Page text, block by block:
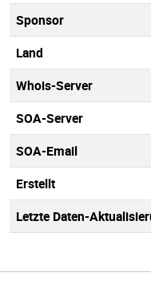
Sponsor
Land
Whois-Server
SOA-Server
SOA-Email
Erstellt
Letzte Daten-